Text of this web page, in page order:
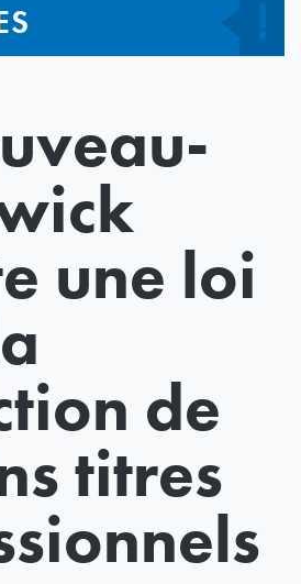
une loi
de
titres